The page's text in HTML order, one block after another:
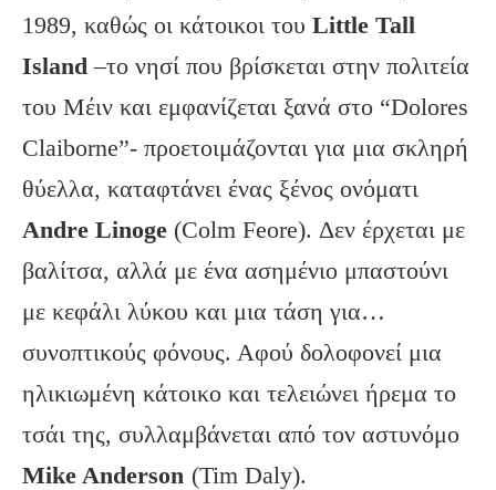
1989, καθώς οι κάτοικοι του Little Tall
Island –το νησί που βρίσκεται στην πολιτεία
του Μέιν και εμφανίζεται ξανά στο “Dolores
Claiborne”- προετοιμάζονται για μια σκληρή
θύελλα, καταφτάνει ένας ξένος ονόματι
Andre Linoge (Colm Feore). Δεν έρχεται με
βαλίτσα, αλλά με ένα ασημένιο μπαστούνι
με κεφάλι λύκου και μια τάση για…
συνοπτικούς φόνους. Αφού δολοφονεί μια
ηλικιωμένη κάτοικο και τελειώνει ήρεμα το
τσάι της, συλλαμβάνεται από τον αστυνόμο
Mike Anderson (Tim Daly).